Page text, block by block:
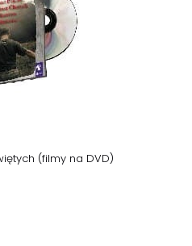
(filmy na DVD)